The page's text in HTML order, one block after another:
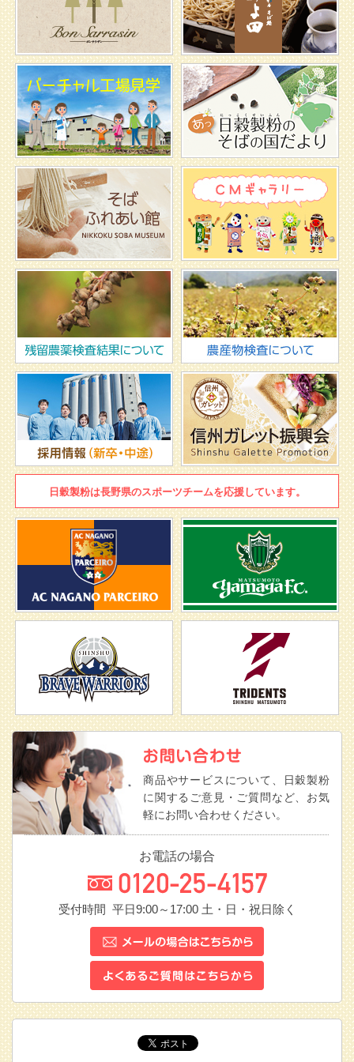
日穀製粉は長野県のスポーツチームを応援しています。
商品やサービスについて、日穀製粉
に関するご意見・ご質問など、お気
軽にお問い合わせください。
お電話の場合
受付時間 平日9:00～17:00土・日・祝日除く